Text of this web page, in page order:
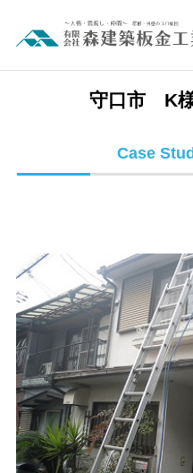
守口市 K様邸 トユ掃除 | 施
守口市 K
Case